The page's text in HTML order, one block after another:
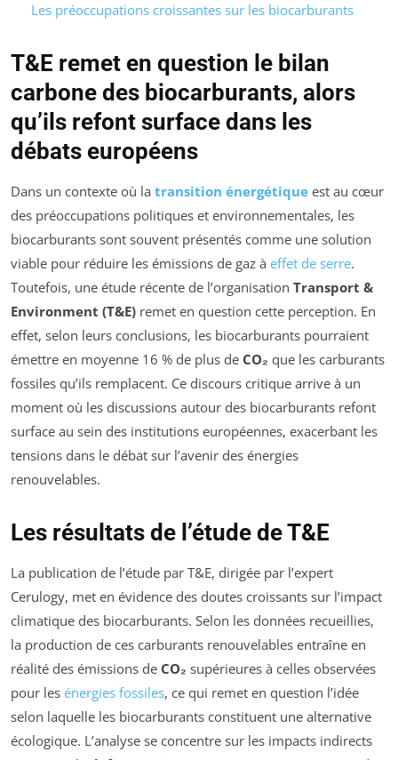
Les préoccupations croissantes sur les biocarburants
T&E remet en question le bilan
carbone des biocarburants, alors
qu’ils refont surface dans les
débats européens
Dans un contexte où la transition énergétique est au cœur
des préoccupations politiques et environnementales, les
biocarburants sont souvent présentés comme une solution
viable pour réduire les émissions de gaz à effet de serre.
Toutefois, une étude récente de l’organisation Transport &
Environment (T&E) remet en question cette perception. En
effet, selon leurs conclusions, les biocarburants pourraient
émettre en moyenne 16 % de plus de CO₂ que les carburants
fossiles qu’ils remplacent. Ce discours critique arrive à un
moment où les discussions autour des biocarburants refont
surface au sein des institutions européennes, exacerbant les
tensions dans le débat sur l’avenir des énergies
renouvelables.
Les résultats de l’étude de T&E
La publication de l’étude par T&E, dirigée par l’expert
Cerulogy, met en évidence des doutes croissants sur l’impact
climatique des biocarburants. Selon les données recueillies,
la production de ces carburants renouvelables entraîne en
réalité des émissions de CO₂ supérieures à celles observées
pour les énergies fossiles, ce qui remet en question l’idée
selon laquelle les biocarburants constituent une alternative
écologique. L’analyse se concentre sur les impacts indirects